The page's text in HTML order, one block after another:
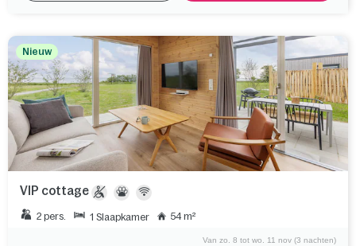
Nieuw
VIP cottage
2 pers. 1 Slaapkamer 54 m²
Van zo. 8 tot wo. 11 nov (3 nachten)